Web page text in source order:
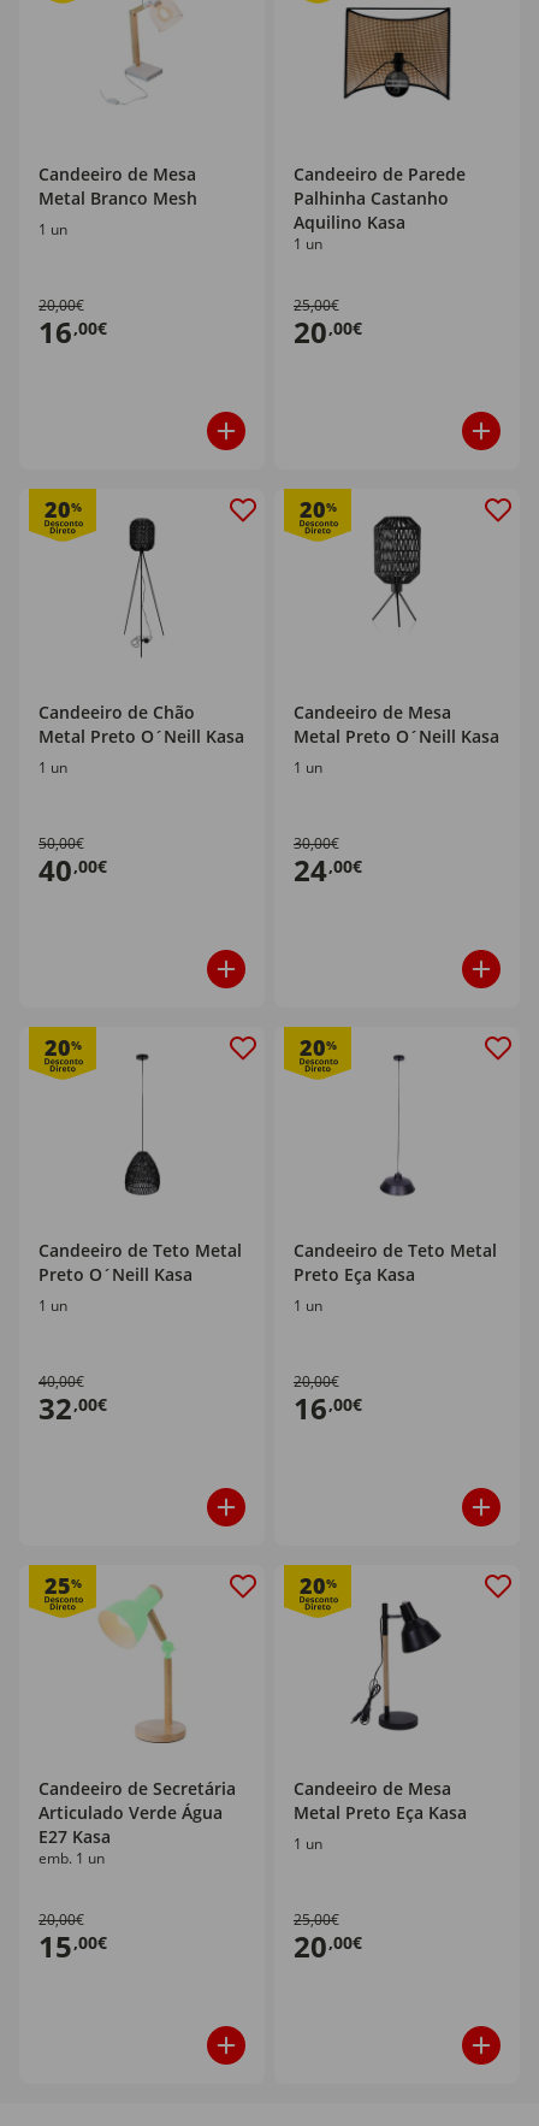
Candeeiro de Mesa
Metal Branco Mesh
1 un
20,00€
16,00€
Candeeiro de Parede
Palhinha Castanho
Aquilino Kasa
1 un
25,00€
20,00€
20%
Candeeiro de Chão
Metal Preto O´Neill Kasa
1 un
50,00€
40,00€
20%
Candeeiro de Mesa
Metal Preto O´Neill Kasa
1 un
30,00€
24,00€
20%
Candeeiro de Teto Metal
Preto O´Neill Kasa
1 un
40,00€
32,00€
20%
Candeeiro de Teto Metal
Preto Eça Kasa
1 un
20,00€
16,00€
25%
Candeeiro de Secretária
Articulado Verde Água
E27 Kasa
emb. 1 un
20,00€
15,00€
20%
Candeeiro de Mesa
Metal Preto Eça Kasa
1 un
25,00€
20,00€